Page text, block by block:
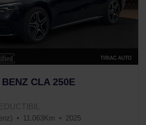
CLA 250E
11.063Km 2025